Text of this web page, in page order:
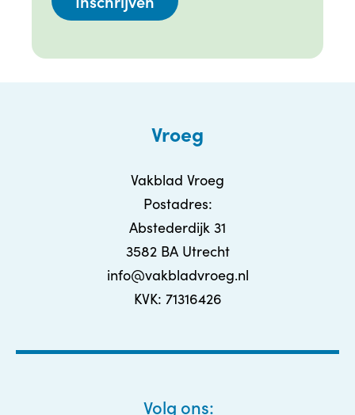
Vroeg
Vakblad Vroeg
Postadres:
Abstederdijk 31
3582 BA Utrecht
info@vakbladvroeg.nl
KVK: 71316426
Volg ons: